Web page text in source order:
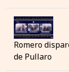
Romero
de Pullaro